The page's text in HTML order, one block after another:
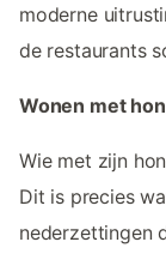
moderne
de restaurants
Wonen met
Wie met zijn
Dit is precies
nederzettingen